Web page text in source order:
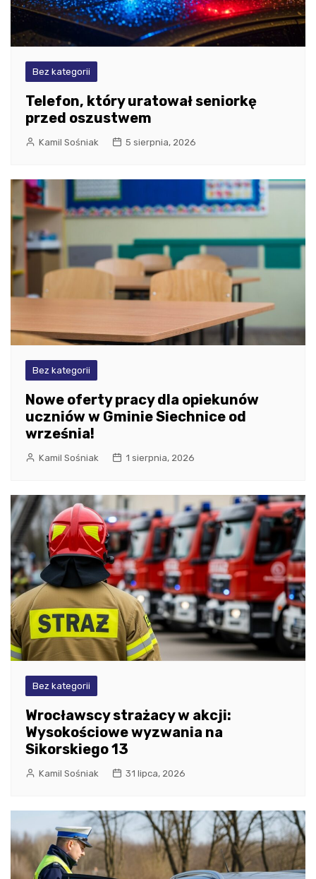
Bez kategorii
Telefon, który uratował seniorkę
przed oszustwem
Kamil Sośniak 5 sierpnia, 2026
Bez kategorii
Nowe oferty pracy dla opiekunów
uczniów w Gminie Siechnice od
września!
Kamil Sośniak 1 sierpnia, 2026
Bez kategorii
Wrocławscy strażacy w akcji:
Wysokościowe wyzwania na
Sikorskiego 13
Kamil Sośniak 31 lipca, 2026